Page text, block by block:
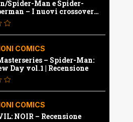
Spider-Man e Spider-
– I nuovi crossover
| Recensione
COMICS
– Spider-Man:
Day vol.1 | Recensione
COMICS
NOIR – Recensione